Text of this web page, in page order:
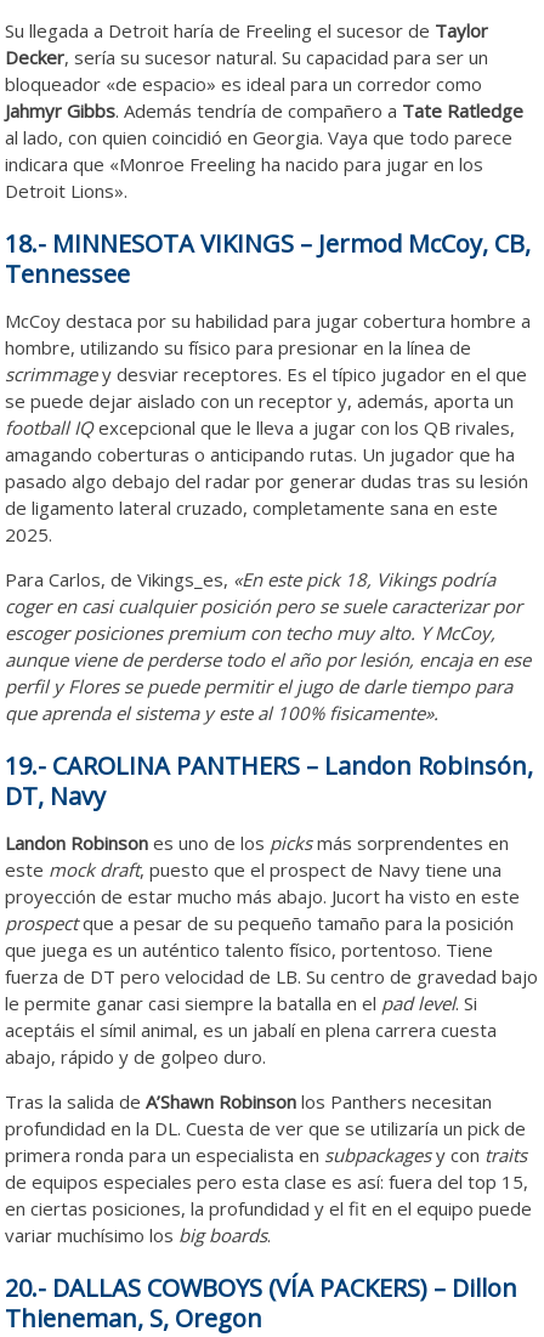
Su llegada a Detroit haría de Freeling el sucesor de Taylor
Decker, sería su sucesor natural. Su capacidad para ser un
bloqueador «de espacio» es ideal para un corredor como
Jahmyr Gibbs. Además tendría de compañero a Tate Ratledge
al lado, con quien coincidió en Georgia. Vaya que todo parece
indicara que «Monroe Freeling ha nacido para jugar en los
Detroit Lions».
18.- MINNESOTA VIKINGS – Jermod McCoy, CB,
Tennessee
McCoy destaca por su habilidad para jugar cobertura hombre a
hombre, utilizando su físico para presionar en la línea de
scrimmagey desviar receptores. Es el típico jugador en el que
se puede dejar aislado con un receptor y, además, aporta un
football IQexcepcional que le lleva a jugar con los QB rivales,
amagando coberturas o anticipando rutas. Un jugador que ha
pasado algo debajo del radar por generar dudas tras su lesión
de ligamento lateral cruzado, completamente sana en este
2025.
Para Carlos, de Vikings_es, «En este pick 18, Vikings podría
coger en casi cualquier posición pero se suele caracterizar por
escoger posiciones premium con techo muy alto. Y McCoy,
aunque viene de perderse todo el año por lesión, encaja en ese
perfil y Flores se puede permitir el jugo de darle tiempo para
que aprenda el sistema y este al 100% fisicamente».
19.- CAROLINA PANTHERS – Landon Robinsón,
DT, Navy
Landon Robinson es uno de los picksmás sorprendentes en
este mock draft, puesto que el prospect de Navy tiene una
proyección de estar mucho más abajo. Jucort ha visto en este
prospectque a pesar de su pequeño tamaño para la posición
que juega es un auténtico talento físico, portentoso. Tiene
fuerza de DT pero velocidad de LB. Su centro de gravedad bajo
le permite ganar casi siempre la batalla en el pad level. Si
aceptáis el símil animal, es un jabalí en plena carrera cuesta
abajo, rápido y de golpeo duro.
Tras la salida deA’Shawn Robinson los Panthers necesitan
profundidad en la DL. Cuesta de ver que se utilizaría un pick de
primera ronda para un especialista en subpackagesy con traits
de equipos especiales pero esta clase es así: fuera del top 15,
en ciertas posiciones, la profundidad y el fit en el equipo puede
variar muchísimo los big boards.
20.- DALLAS COWBOYS (VÍA PACKERS) – Dillon
Thieneman, S, Oregon